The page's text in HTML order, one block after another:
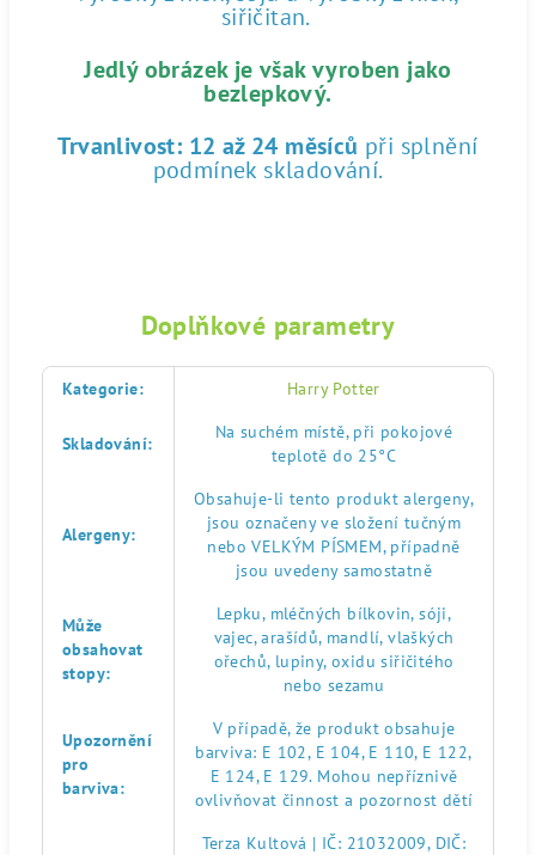
siřičitan.
Jedlý obrázek je však vyroben jako
bezlepkový.
Trvanlivost: 12 až 24 měsíců při splnění
podmínek skladování.
Doplňkové parametry
Kategorie: Harry Potter
Skladování:
Na suchém místě, při pokojové
teplotě do 25°C
Alergeny:
Obsahuje-li tento produkt alergeny,
jsou označeny ve složení tučným
nebo VELKÝM PÍSMEM, případně
jsou uvedeny samostatně
Může
obsahovat
stopy:
Lepku, mléčných bílkovin, sóji,
vajec, arašídů, mandlí, vlaškých
ořechů, lupiny, oxidu siřičitého
nebo sezamu
Upozornění
pro
barviva:
V případě, že produkt obsahuje
barviva: E 102, E 104, E 110, E 122,
E 124, E 129. Mohou nepříznivě
ovlivňovat činnost a pozornost dětí
Terza Kultová | IČ: 21032009, DIČ: